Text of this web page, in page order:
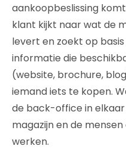
aankoopbeslissing
klant kijkt naar wat de
levert en zoekt op
informatie die
(website, brochure,
iemand iets te kopen.
de back-office in
magazijn en de
werken.